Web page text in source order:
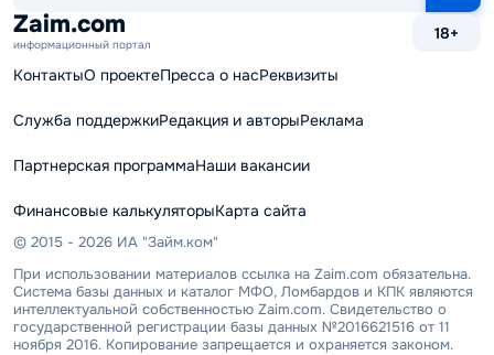
сайту
Zaim.com
информационный портал
18+
КонтактыО проектеПресса о насРеквизиты
Служба поддержкиРедакция и авторыРеклама
Партнерская программаНаши вакансии
Финансовые калькуляторыКарта сайта
© 2015 - 2026 ИА "Займ.ком"
При использовании материалов ссылка на Zaim.com обязательна.
Система базы данных и каталог МФО, Ломбардов и КПК являются
интеллектуальной собственностью Zaim.com. Свидетельство о
государственной регистрации базы данных №2016621516 от 11
ноября 2016. Копирование запрещается и охраняется законом.